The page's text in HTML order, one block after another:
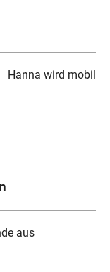
Hanna wird mobil
aus